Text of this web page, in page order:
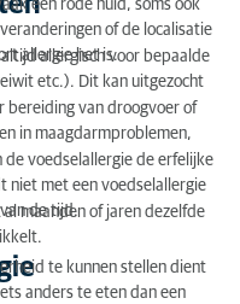
een rode huid, soms ook
of de localisatie
allergie het is.
allergisch voor bepaalde
etc.). Dit kan uitgezocht
bereiding van droogvoer of
in maagdarmproblemen,
voedselallergie de erfelijke
niet met een voedselallergie
de tijd.
maanden of jaren dezelfde
te kunnen stellen dient
anders te eten dan een